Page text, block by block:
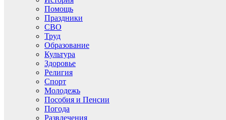
Помощь
Праздники
СВО
Труд
Образование
Культура
Здоровье
Религия
Спорт
Молодежь
Пособия и Пенсии
Погода
Развлечения